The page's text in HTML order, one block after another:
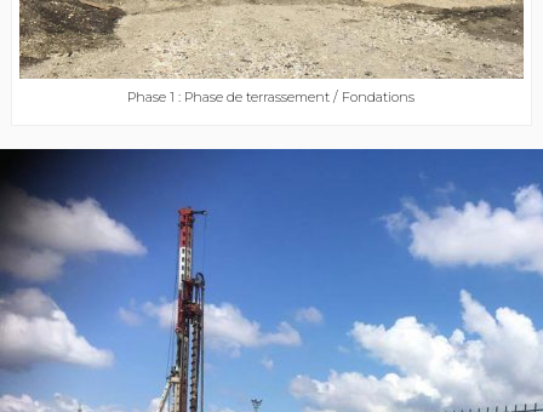
Phase 1 : Phase de terrassement / Fondations